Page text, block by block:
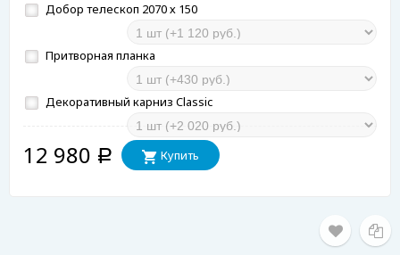
Добор телескоп 2070 х 150
Притворная планка
Декоративный карниз Classiс
12 980 Р Купить